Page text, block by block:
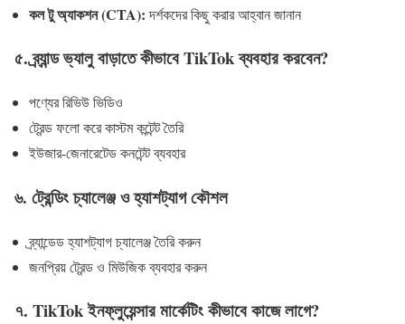
কল টু অ্যাকশন (CTA):দর্শকদের কিছু করার আহ্বান জানান
৫. ব্র্যান্ড ভ্যালু বাড়াতে কীভাবে TikTok ব্যবহার করবেন?
পণ্যের রিভিউ ভিডিও
ট্রেন্ড ফলো করে কাস্টম কন্টেন্ট তৈরি
ইউজার-জেনারেটেড কনটেন্ট ব্যবহার
৬. ট্রেন্ডিং চ্যালেঞ্জ ও হ্যাশট্যাগ কৌশল
ব্র্যান্ডেড হ্যাশট্যাগ চ্যালেঞ্জ তৈরি করুন
জনপ্রিয় ট্রেন্ড ও মিউজিক ব্যবহার করুন
৭. TikTok ইনফ্লুয়েন্সার মার্কেটিং কীভাবে কাজে লাগে?